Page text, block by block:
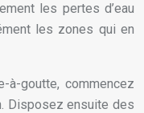
les pertes d’eau
les zones qui en
à-goutte, commencez
Disposez ensuite des